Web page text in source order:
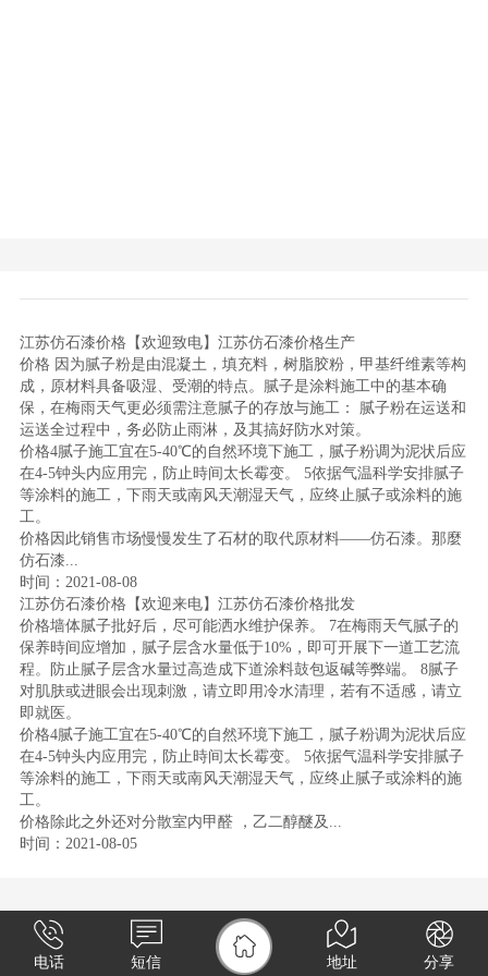
江苏仿石漆价格【欢迎致电】江苏仿石漆价格生产
价格 因为腻子粉是由混凝土，填充料，树脂胶粉，甲基纤维素等构
成，原材料具备吸湿、受潮的特点。腻子是涂料施工中的基本确
保，在梅雨天气更必须需注意腻子的存放与施工： 腻子粉在运送和
运送全过程中，务必防止雨淋，及其搞好防水对策。
价格4腻子施工宜在5-40℃的自然环境下施工，腻子粉调为泥状后应
在4-5钟头内应用完，防止時间太长霉变。 5依据气温科学安排腻子
等涂料的施工，下雨天或南风天潮湿天气，应终止腻子或涂料的施
工。
价格因此销售市场慢慢发生了石材的取代原材料——仿石漆。那麼
仿石漆...
时间：2021-08-08
江苏仿石漆价格【欢迎来电】江苏仿石漆价格批发
价格墙体腻子批好后，尽可能洒水维护保养。 7在梅雨天气腻子的
保养時间应增加，腻子层含水量低于10%，即可开展下一道工艺流
程。防止腻子层含水量过高造成下道涂料鼓包返碱等弊端。 8腻子
对肌肤或进眼会出现刺激，请立即用冷水清理，若有不适感，请立
即就医。
价格4腻子施工宜在5-40℃的自然环境下施工，腻子粉调为泥状后应
在4-5钟头内应用完，防止時间太长霉变。 5依据气温科学安排腻子
等涂料的施工，下雨天或南风天潮湿天气，应终止腻子或涂料的施
工。
价格除此之外还对分散室内甲醛 ，乙二醇醚及...
时间：2021-08-05
电话 短信 地址 分享